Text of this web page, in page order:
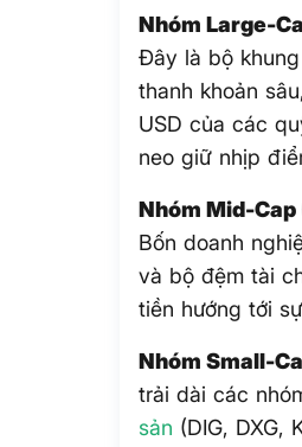
Nhóm Large-
Đây là bộ
thanh khoản
USD của các
neo giữ nhịp
Nhóm Mid-
Bốn doanh
và bộ đệm tài
tiền hướng tới
Nhóm Small-
trải dài các
sản (DIG, DXG,